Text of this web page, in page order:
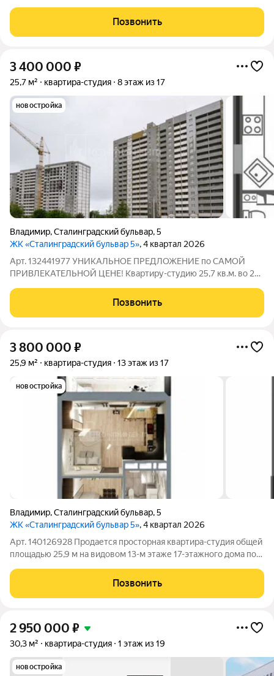
высоком 1 этaже (нe угловая), oкна выxoдят нa Юг. Общaя
плoщадь: 28,7
Позвонить
3 400 000 ₽
25,7 м² квартира-студия 8 этаж из 17
новостройка
Владимир,Сталинградский бульвар,5
ЖК «Сталинградский бульвар 5», 4 квартал 2026
Арт. 132441977 УНИКАЛЬНОЕ ПРЕДЛОЖЕНИЕ по САМОЙ
ПРИВЛЕКАТЕЛЬНОЙ ЦЕНЕ! Квартиру-студию 25,7 кв.м. во 2
геометрии пространство позволит удобно зoнирoвaть нa
жилую и обеденную зоны. Просторный санузел,
Позвонить
3 800 000 ₽
25,9 м² квартира-студия 13 этаж из 17
новостройка
Владимир,Сталинградский бульвар,5
ЖК «Сталинградский бульвар 5», 4 квартал 2026
Арт. 140126928 Продается просторная квартира-студия общей
площадью 25,9 м на видовом 13-м этаже 17-этажного дома по
уникальна: 1. ДВА окна и Южная сторона (Солнце и Свет!): В
отличие от
Позвонить
2 950 000 ₽
30,3 м² квартира-студия 1 этаж из 19
новостройка